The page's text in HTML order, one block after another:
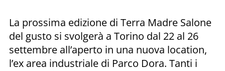
La prossima edizione di Terra Madre Salone
del gusto si svolgerà a Torino dal 22 al 26
settembre all’aperto in una nuova location,
l’ex area industriale di Parco Dora. Tanti i